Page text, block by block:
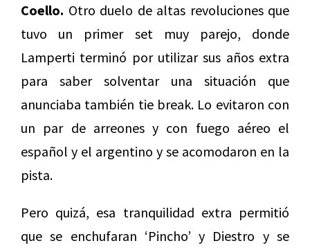
Coello. Otro duelo de altas revoluciones que
tuvo un primer set muy parejo, donde
Lamperti terminó por utilizar sus años extra
para saber solventar una situación que
anunciaba también tie break. Lo evitaron con
un par de arreones y con fuego aéreo el
español y el argentino y se acomodaron en la
pista.
Pero quizá, esa tranquilidad extra permitió
que se enchufaran ‘Pincho’ y Diestro y se